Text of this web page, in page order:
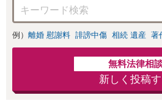
例） 離婚 慰謝料 誹謗中傷 相続 遺産 著
無料法律相
新しく投稿